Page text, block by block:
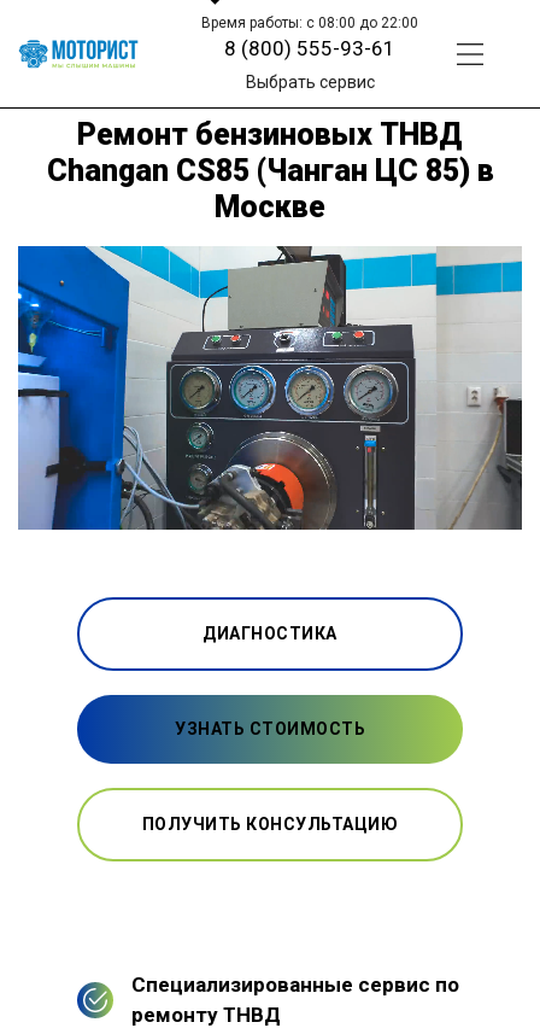
Время работы: с 08:00 до 22:00
8 (800) 555-93-61
Выбрать сервис
Ремонт бензиновых ТНВД
Changan CS85 (Чанган ЦС 85) в
Москве
ДИАГНОСТИКА
УЗНАТЬ СТОИМОСТЬ
ПОЛУЧИТЬ КОНСУЛЬТАЦИЮ
Специализированные сервис по
ремонту ТНВД